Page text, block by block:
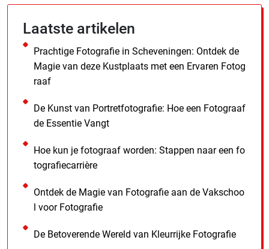
Laatste artikelen
Prachtige Fotografie in Scheveningen: Ontdek de
Magie van deze Kustplaats met een Ervaren Fotog
raaf
De Kunst van Portretfotografie: Hoe een Fotograaf
de Essentie Vangt
Hoe kun je fotograaf worden: Stappen naar een fo
tografiecarrière
Ontdek de Magie van Fotografie aan de Vakschoo
l voor Fotografie
De Betoverende Wereld van Kleurrijke Fotografie